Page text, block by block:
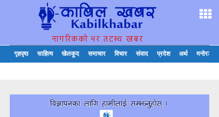
नागरिकको भर तटस्थ खबर
गृहपृष्ठ साहित्य खेलकूद समाचार विचार संवाद प्रदेश अर्थ मनोरञ्जन